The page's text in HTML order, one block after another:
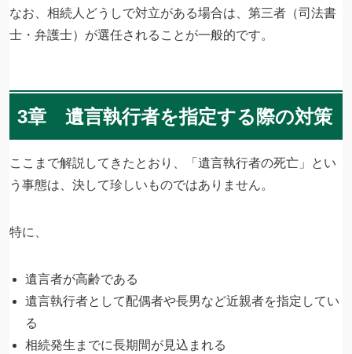
なお、相続人どうしで対立がある場合は、第三者（司法書
士・弁護士）が選任されることが一般的です。
3章 遺言執行者を指定する際の対策
ここまで解説してきたとおり、「遺言執行者の死亡」とい
う事態は、決して珍しいものではありません。
特に、
遺言者が高齢である
遺言執行者として配偶者や長男など近親者を指定してい
る
相続発生までに長期間が見込まれる